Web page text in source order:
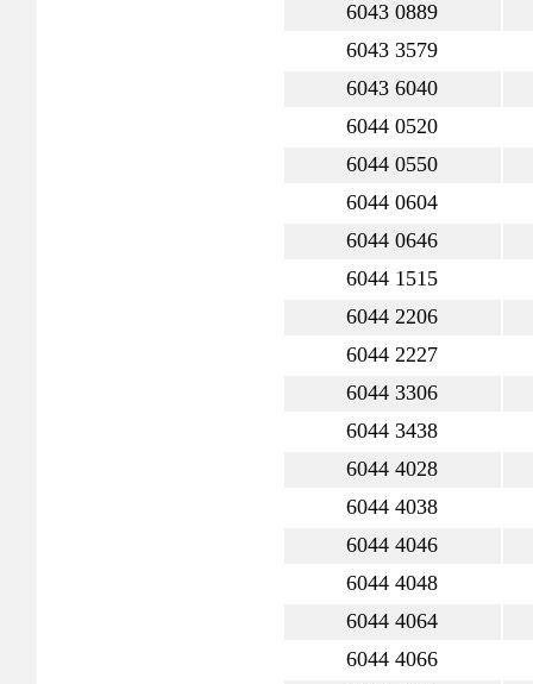
6043 0889
6043 3579
6043 6040
6044 0520
6044 0550
6044 0604
6044 0646
6044 1515
6044 2206
6044 2227
6044 3306
6044 3438
6044 4028
6044 4038
6044 4046
6044 4048
6044 4064
6044 4066